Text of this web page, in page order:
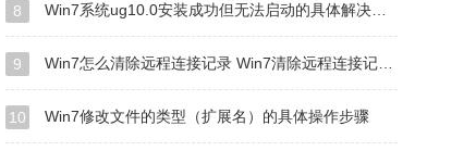
8 Win7系统ug10.0安装成功但无法启动的具体解决方法
9 Win7怎么清除远程连接记录 Win7清除远程连接记录方法
10 Win7修改文件的类型（扩展名）的具体操作步骤